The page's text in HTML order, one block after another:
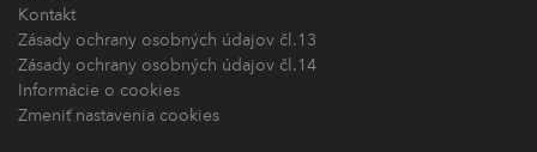
Kontakt
Zásady ochrany osobných údajov čl.13
Zásady ochrany osobných údajov čl.14
Informácie o cookies
Zmeniť nastavenia cookies